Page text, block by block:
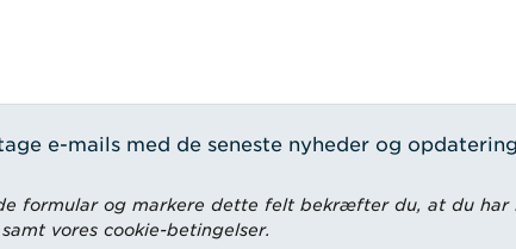
e-mails med de seneste nyheder og
formular og markere dette felt bekræfter du, at du
vores cookie-betingelser.